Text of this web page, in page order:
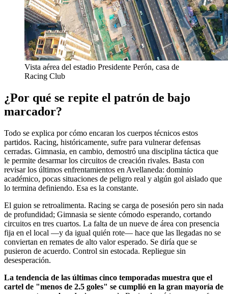
Vista aérea del estadio Presidente Perón, casa de
Racing Club
¿Por qué se repite el patrón de bajo
marcador?
Todo se explica por cómo encaran los cuerpos técnicos estos
partidos. Racing, históricamente, sufre para vulnerar defensas
cerradas. Gimnasia, en cambio, demostró una disciplina táctica que
le permite desarmar los circuitos de creación rivales. Basta con
revisar los últimos enfrentamientos en Avellaneda: dominio
académico, pocas situaciones de peligro real y algún gol aislado que
lo termina definiendo. Esa es la constante.
El guion se retroalimenta. Racing se carga de posesión pero sin nada
de profundidad; Gimnasia se siente cómodo esperando, cortando
circuitos en tres cuartos. La falta de un nueve de área con presencia
fija en el local —y da igual quién rote— hace que las llegadas no se
conviertan en remates de alto valor esperado. Se diría que se
pusieron de acuerdo. Control sin estocada. Repliegue sin
desesperación.
La tendencia de las últimas cinco temporadas muestra que el
cartel de "menos de 2.5 goles" se cumplió en la gran mayoría de